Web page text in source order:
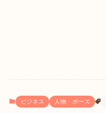
ビジネス 人物・ポーズ